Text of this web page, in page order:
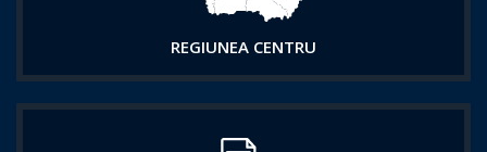
REGIUNEA CENTRU